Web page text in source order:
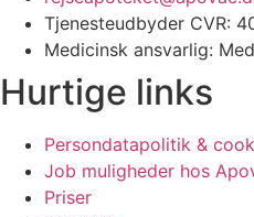
Tjenesteudbyder CVR:
Medicinsk ansvarlig:
Hurtige links
Persondatapolitik &
Job muligheder hos
Priser